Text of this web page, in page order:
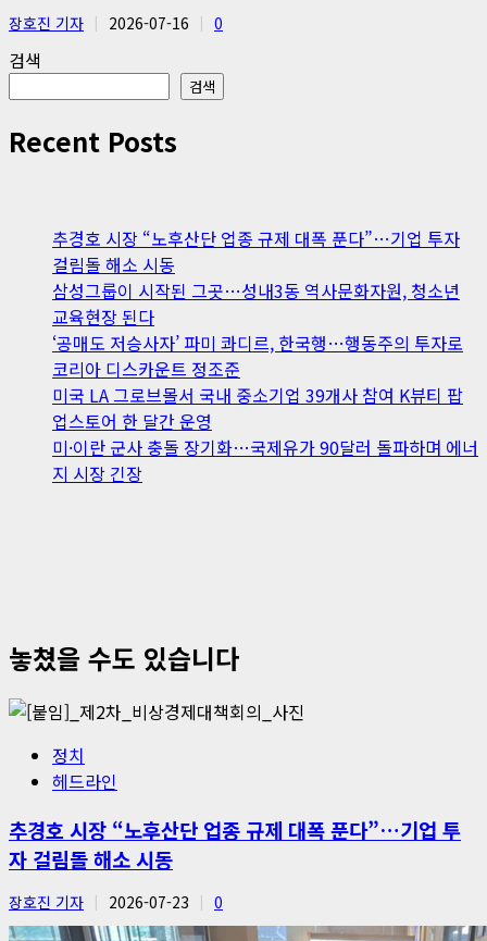
장호진 기자 2026-07-16 0
검색
검색
Recent Posts
추경호 시장 “노후산단 업종 규제 대폭 푼다”…기업 투자
걸림돌 해소 시동
삼성그룹이 시작된 그곳…성내3동 역사문화자원, 청소년
교육현장 된다
‘공매도 저승사자’ 파미 콰디르, 한국행…행동주의 투자로
코리아 디스카운트 정조준
미국 LA 그로브몰서 국내 중소기업 39개사 참여 K뷰티 팝
업스토어 한 달간 운영
미·이란 군사 충돌 장기화…국제유가 90달러 돌파하며 에너
지 시장 긴장
놓쳤을 수도 있습니다
정치
헤드라인
추경호 시장 “노후산단 업종 규제 대폭 푼다”…기업 투
자 걸림돌 해소 시동
장호진 기자 2026-07-23 0